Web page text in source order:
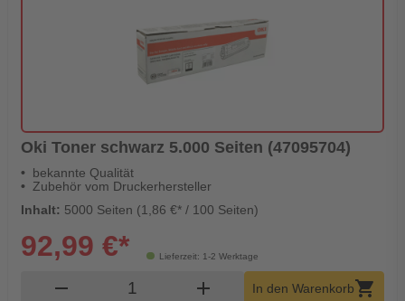
Oki Toner schwarz 5.000 Seiten (47095704)
bekannte Qualität
Zubehör vom Druckerhersteller
Inhalt: 5000 Seiten (1,86 €* / 100 Seiten)
Lieferzeit: 1-2 Werktage
92,99 €*
remove Produkt Warenkorb Menge
add In den Warenkorbshopping_cart